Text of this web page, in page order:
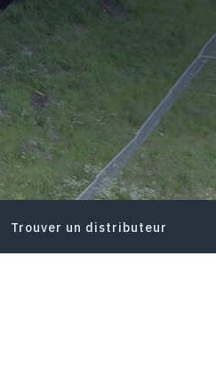
Trouver un distributeur